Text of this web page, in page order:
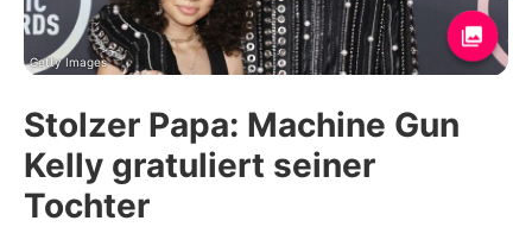
Familie & Liebe
Promiflash Exklusiv
Alle Themen auf Promiflash
Getty Images
Stolzer Papa: Machine Gun
Kelly gratuliert seiner
Tochter